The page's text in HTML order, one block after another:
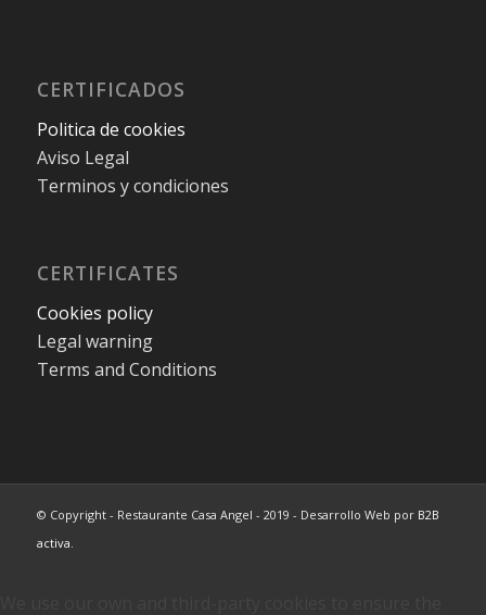
CERTIFICADOS
Politica de cookies
Aviso Legal
Terminos y condiciones
CERTIFICATES
Cookies policy
Legal warning
Terms and Conditions
© Copyright - Restaurante Casa Angel - 2019 - Desarrollo Web por B2B
activa.